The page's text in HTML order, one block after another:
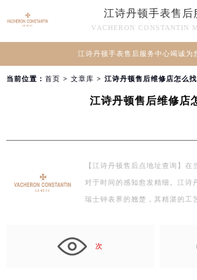
江诗丹顿手表售后
VACHERON CONSTANTIN
江诗丹顿手表售后服务中心竭诚为
当前位置： 首页 > 文章库 > 江诗丹顿售后维修店怎么找
江诗丹顿售后维修店
【江诗丹顿售后点地址查询】
对于时间的感知愈发精细。江诗
瑞士钟表界的翘楚，其精湛的工
次